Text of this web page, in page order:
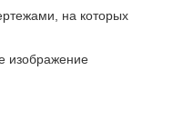
на которых
изображение